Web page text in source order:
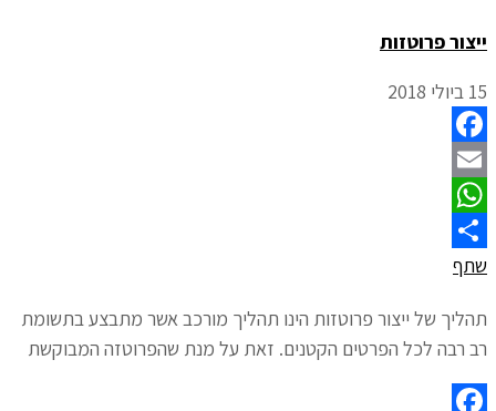
ייצור פרוטזות
15 ביולי 2018
Facebook
Email
WhatsApp
שתף
תהליך של ייצור פרוטזות הינו תהליך מורכב אשר מתבצע בתשומת
רב רבה לכל הפרטים הקטנים. זאת על מנת שהפרוטזה המבוקשת